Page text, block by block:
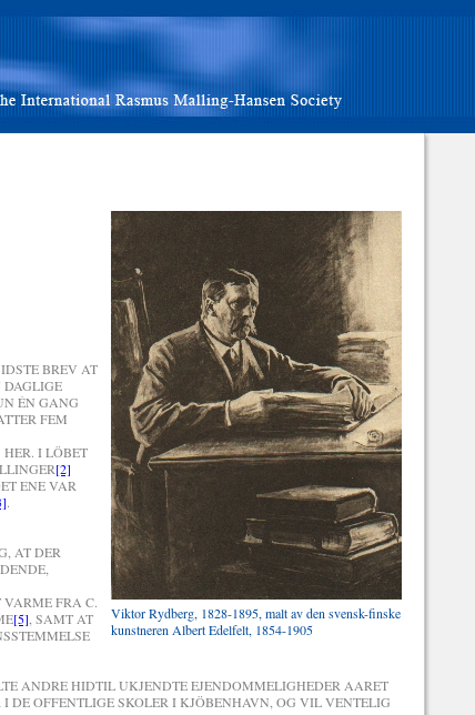
Viktor Rydberg, 1828-1895, malt av den svensk-finske
kunstneren Albert Edelfelt, 1854-1905
BREV AT
DAGLIGE
ÉN GANG
FEM
I LÖBET
[2]
ENE VAR
.
AT DER
FRA C.
[5] , SAMT AT
ANDRE HIDTIL UKJENDTE EJENDOMMELIGHEDER AARET
OFFENTLIGE SKOLER I KJÖBENHAVN, OG VIL VENTELIG